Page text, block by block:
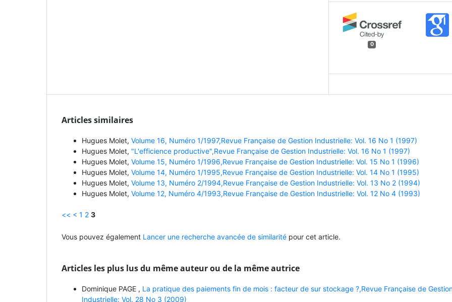
0
Articles similaires
Hugues Molet, Volume 16, Numéro 1/1997,Revue Française de Gestion Industrielle: Vol. 16 No 1 (1997)
Hugues Molet, "L'efficience productive",Revue Française de Gestion Industrielle: Vol. 16 No 1 (1997)
Hugues Molet, Volume 15, Numéro 1/1996,Revue Française de Gestion Industrielle: Vol. 15 No 1 (1996)
Hugues Molet, Volume 14, Numéro 1/1995,Revue Française de Gestion Industrielle: Vol. 14 No 1 (1995)
Hugues Molet, Volume 13, Numéro 2/1994,Revue Française de Gestion Industrielle: Vol. 13 No 2 (1994)
Hugues Molet, Volume 12, Numéro 4/1993,Revue Française de Gestion Industrielle: Vol. 12 No 4 (1993)
<< < 1 2 3
Vous pouvez également Lancer une recherche avancée de similarité pour cet article.
Articles les plus lus du même auteur ou de la même autrice
Dominique PAGE , La pratique des paiements fin de mois : facteur de sur stockage ?,Revue Française de
Industrielle: Vol. 28 No 3 (2009)